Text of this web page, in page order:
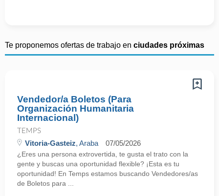
Te proponemos ofertas de trabajo en ciudades próximas
Vendedor/a Boletos (Para
Organización Humanitaria
Internacional)
TEMPS
Vitoria-Gasteiz, Araba 07/05/2026
¿Eres una persona extrovertida, te gusta el trato con la
gente y buscas una oportunidad flexible? ¡Esta es tu
oportunidad! En Temps estamos buscando Vendedores/as
de Boletos para ...